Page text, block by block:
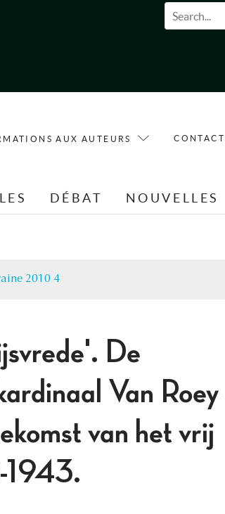
AUX AUTEURS CONTACT
DÉBAT NOUVELLES
2010 4
De
Van Roey
van het vrij
1943.